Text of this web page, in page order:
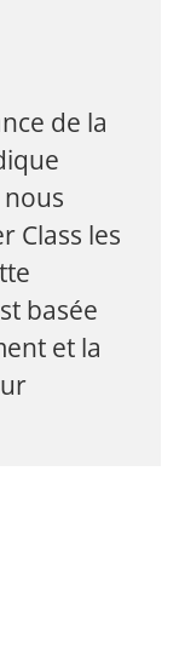
de la
Class les
basée
et la